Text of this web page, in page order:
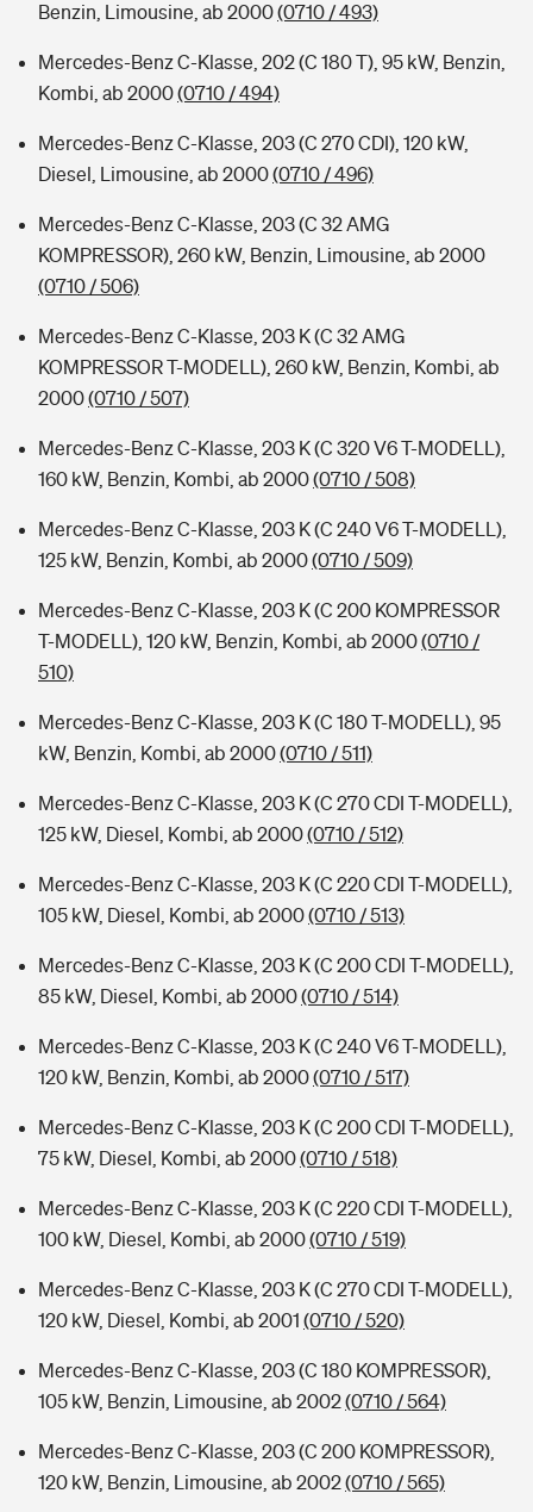
Benzin, Limousine, ab 2000(0710 / 493)
Mercedes-Benz C-Klasse, 202 (C 180 T), 95 kW, Benzin,
Kombi, ab 2000(0710 / 494)
Mercedes-Benz C-Klasse, 203 (C 270 CDI), 120 kW,
Diesel, Limousine, ab 2000(0710 / 496)
Mercedes-Benz C-Klasse, 203 (C 32 AMG
KOMPRESSOR), 260 kW, Benzin, Limousine, ab 2000
(0710 / 506)
Mercedes-Benz C-Klasse, 203 K (C 32 AMG
KOMPRESSOR T-MODELL), 260 kW, Benzin, Kombi, ab
2000(0710 / 507)
Mercedes-Benz C-Klasse, 203 K (C 320 V6 T-MODELL),
160 kW, Benzin, Kombi, ab 2000(0710 / 508)
Mercedes-Benz C-Klasse, 203 K (C 240 V6 T-MODELL),
125 kW, Benzin, Kombi, ab 2000(0710 / 509)
Mercedes-Benz C-Klasse, 203 K (C 200 KOMPRESSOR
T-MODELL), 120 kW, Benzin, Kombi, ab 2000(0710 /
510)
Mercedes-Benz C-Klasse, 203 K (C 180 T-MODELL), 95
kW, Benzin, Kombi, ab 2000(0710 / 511)
Mercedes-Benz C-Klasse, 203 K (C 270 CDI T-MODELL),
125 kW, Diesel, Kombi, ab 2000(0710 / 512)
Mercedes-Benz C-Klasse, 203 K (C 220 CDI T-MODELL),
105 kW, Diesel, Kombi, ab 2000(0710 / 513)
Mercedes-Benz C-Klasse, 203 K (C 200 CDI T-MODELL),
85 kW, Diesel, Kombi, ab 2000(0710 / 514)
Mercedes-Benz C-Klasse, 203 K (C 240 V6 T-MODELL),
120 kW, Benzin, Kombi, ab 2000(0710 / 517)
Mercedes-Benz C-Klasse, 203 K (C 200 CDI T-MODELL),
75 kW, Diesel, Kombi, ab 2000(0710 / 518)
Mercedes-Benz C-Klasse, 203 K (C 220 CDI T-MODELL),
100 kW, Diesel, Kombi, ab 2000(0710 / 519)
Mercedes-Benz C-Klasse, 203 K (C 270 CDI T-MODELL),
120 kW, Diesel, Kombi, ab 2001 (0710 / 520)
Mercedes-Benz C-Klasse, 203 (C 180 KOMPRESSOR),
105 kW, Benzin, Limousine, ab 2002(0710 / 564)
Mercedes-Benz C-Klasse, 203 (C 200 KOMPRESSOR),
120 kW, Benzin, Limousine, ab 2002(0710 / 565)